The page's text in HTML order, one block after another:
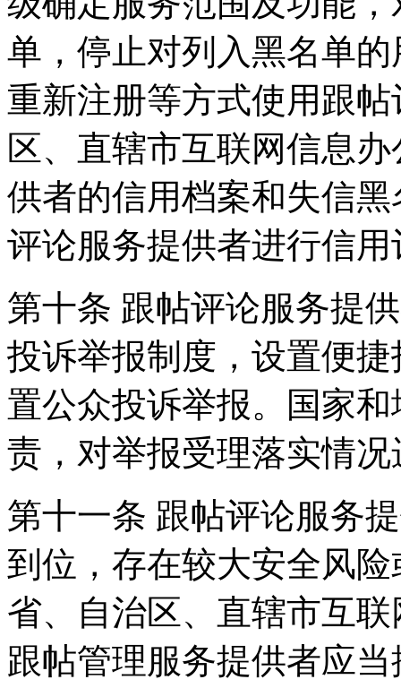
单，停止对列入黑名单
重新注册等方式使用跟
区、直辖市互联网信息
供者的信用档案和失信
评论服务提供者进行信用
第十条 跟帖评论服务提
投诉举报制度，设置便
置公众投诉举报。国家
责，对举报受理落实情
第十一条 跟帖评论服务
到位，存在较大安全风
省、自治区、直辖市互
跟帖管理服务提供者应